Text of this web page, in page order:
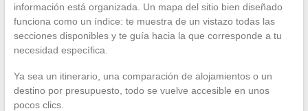
información está organizada. Un mapa del sitio bien diseñado
funciona como un índice: te muestra de un vistazo todas las
secciones disponibles y te guía hacia la que corresponde a tu
necesidad específica.
Ya sea un itinerario, una comparación de alojamientos o un
destino por presupuesto, todo se vuelve accesible en unos
pocos clics.